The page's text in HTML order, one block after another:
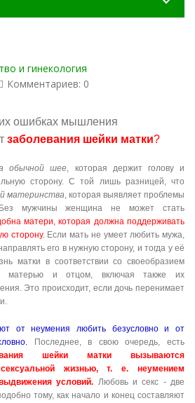
и гинекология
Комментариев: 0
ошибках мышления
заболевания шейки матки?
обычной шее, которая держит голову и
сторону. С той лишь разницей, что
материнства, которая выявляет проблемы
мужчины женщина не может стать
матери, которая должна поддерживать
сторону. Если мать не умеет любить мужа,
его в нужную сторону, и тогда у её
матки в соответствии со своеобразием
матерью и отцом, включая также их
Это происходит, если дочь перенимает
от неумения любить безусловно и от
Последнее, в свою очередь, есть
шейки матки вызываются
сексуальной жизнью, т. е. неумением
условий. Любовь и секс - две
тому, как начало и конец составляют